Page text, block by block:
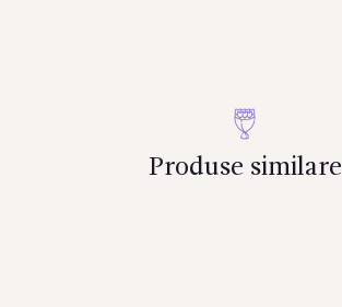
Produse similare